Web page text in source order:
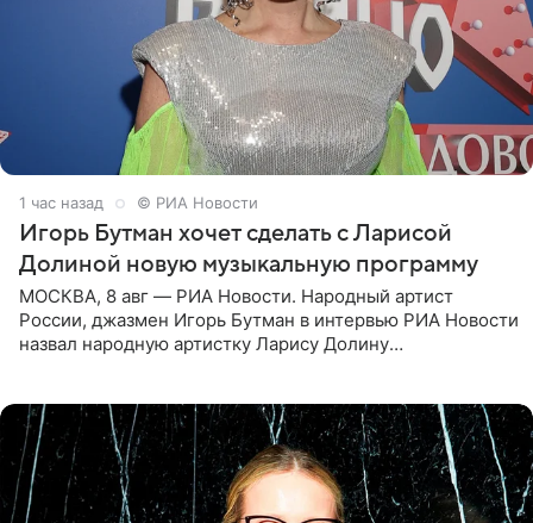
1 час назад © РИА Новости
Игорь Бутман хочет сделать с Ларисой
Долиной новую музыкальную программу
МОСКВА, 8 авг — РИА Новости. Народный артист
России, джазмен Игорь Бутман в интервью РИА Новости
назвал народную артистку Ларису Долину